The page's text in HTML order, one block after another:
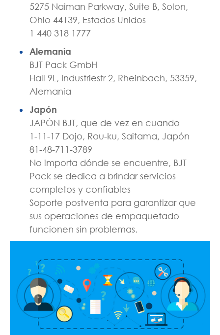
5275 Naiman Parkway, Suite B, Solon,
Ohio 44139, Estados Unidos
1 440 318 1777
Alemania
BJT Pack GmbH
Hall 9L, Industriestr 2, Rheinbach, 53359,
Alemania
Japón
JAPÓN BJT, que de vez en cuando
1-11-17 Dojo, Rou-ku, Saitama, Japón
81-48-711-3789
No importa dónde se encuentre, BJT
Pack se dedica a brindar servicios
completos y confiables
Soporte postventa para garantizar que
sus operaciones de empaquetado
funcionen sin problemas.